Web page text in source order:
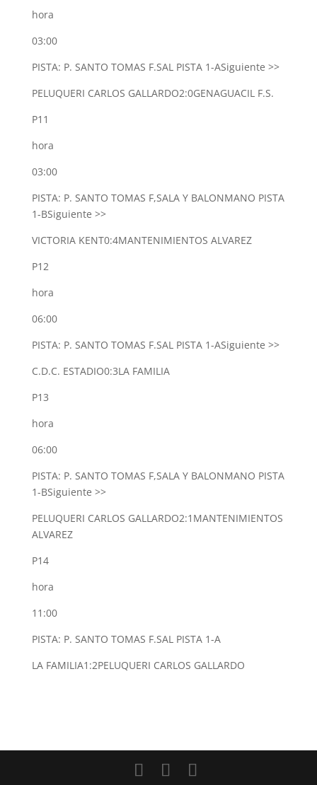
hora
03:00
PISTA: P. SANTO TOMAS F.SAL PISTA 1-ASiguiente >>
PELUQUERI CARLOS GALLARDO2:0GENAGUACIL F.S.
P11
hora
03:00
PISTA: P. SANTO TOMAS F,SALA Y BALONMANO PISTA
1-BSiguiente >>
VICTORIA KENT0:4MANTENIMIENTOS ALVAREZ
P12
hora
06:00
PISTA: P. SANTO TOMAS F.SAL PISTA 1-ASiguiente >>
C.D.C. ESTADIO0:3LA FAMILIA
P13
hora
06:00
PISTA: P. SANTO TOMAS F,SALA Y BALONMANO PISTA
1-BSiguiente >>
PELUQUERI CARLOS GALLARDO2:1 MANTENIMIENTOS
ALVAREZ
P14
hora
11:00
PISTA: P. SANTO TOMAS F.SAL PISTA 1-A
LA FAMILIA1:2PELUQUERI CARLOS GALLARDO